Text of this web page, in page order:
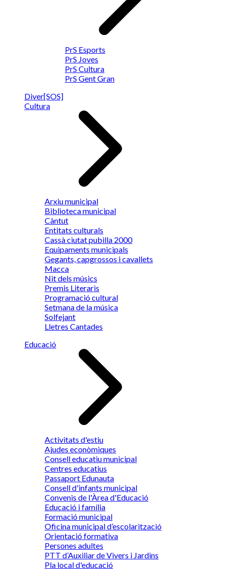
PrS Esports
PrS Joves
PrS Cultura
PrS Gent Gran
Diver[SOS]
Cultura
Arxiu municipal
Biblioteca municipal
Càntut
Entitats culturals
Cassà ciutat pubilla 2000
Equipaments municipals
Gegants, capgrossos i cavallets
Macca
Nit dels músics
Premis Literaris
Programació cultural
Setmana de la música
Solfejant
Lletres Cantades
Educació
Activitats d'estiu
Ajudes econòmiques
Consell educatiu municipal
Centres educatius
Passaport Edunauta
Consell d'infants municipal
Convenis de l'Àrea d'Educació
Educació i família
Formació municipal
Oficina municipal d’escolarització
Orientació formativa
Persones adultes
PTT d’Auxiliar de Vivers i Jardins
Pla local d'educació